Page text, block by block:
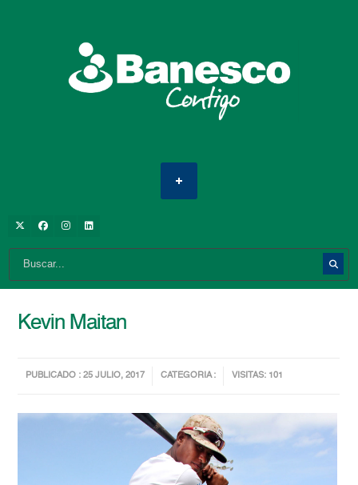
Kevin Maitan
PUBLICADO : 25 JULIO, 2017 CATEGORIA : VISITAS: 101